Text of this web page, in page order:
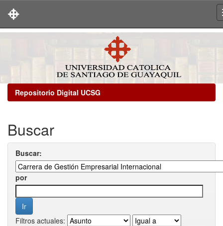
Repositorio Digital UCSG
Buscar
Buscar:
por
Filtros actuales: